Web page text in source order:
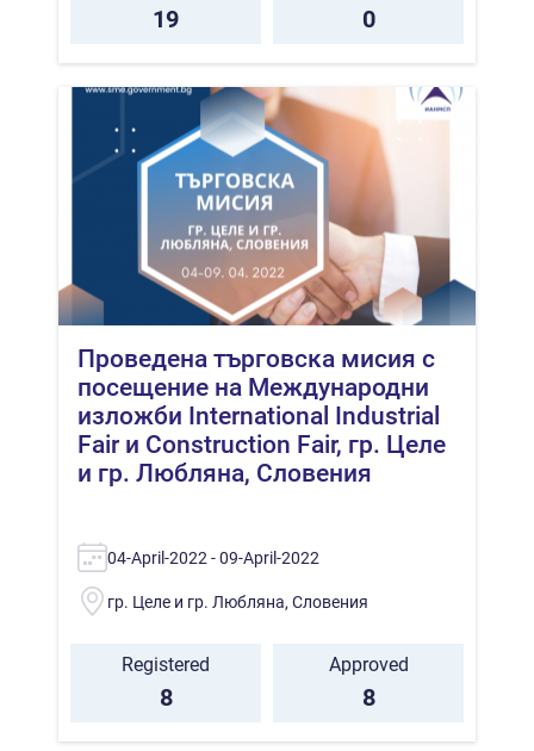
19 0
Проведена търговска мисия с
посещение на Международни
изложби International Industrial
Fair и Construction Fair, гр. Целе
и гр. Любляна, Словения
04-April-2022 - 09-April-2022
гр. Целе и гр. Любляна, Словения
Registered
8
Approved
8